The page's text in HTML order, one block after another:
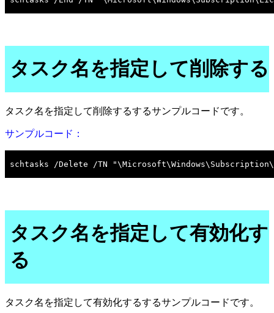
タスク名を指定して削除する
タスク名を指定して削除するするサンプルコードです。
サンプルコード：
タスク名を指定して有効化す
る
タスク名を指定して有効化するするサンプルコードです。